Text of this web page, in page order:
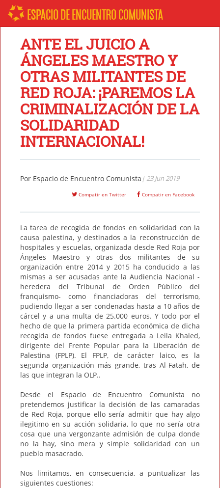
ESPACIO DE ENCUENTRO COMUNISTA
ANTE EL JUICIO A
ÁNGELES MAESTRO Y
OTRAS MILITANTES DE
RED ROJA: ¡PAREMOS LA
CRIMINALIZACIÓN DE LA
SOLIDARIDAD
INTERNACIONAL!
Por Espacio de Encuentro Comunista | 23 Jun 2019
Compatir en Facebook
Compatir en Twitter
La tarea de recogida de fondos en solidaridad con la
causa palestina, y destinados a la reconstrucción de
hospitales y escuelas, organizada desde Red Roja por
Ángeles Maestro y otras dos militantes de su
organización entre 2014 y 2015 ha conducido a las
mismas a ser acusadas ante la Audiencia Nacional -
heredera del Tribunal de Orden Público del
franquismo- como financiadoras del terrorismo,
pudiendo llegar a ser condenadas hasta a 10 años de
cárcel y a una multa de 25.000 euros. Y todo por el
hecho de que la primera partida económica de dicha
recogida de fondos fuese entregada a Leila Khaled,
dirigente del Frente Popular para la Liberación de
Palestina (FPLP). El FPLP, de carácter laico, es la
segunda organización más grande, tras Al-Fatah, de
las que integran la OLP..
Desde el Espacio de Encuentro Comunista no
pretendemos justificar la decisión de las camaradas
de Red Roja, porque ello sería admitir que hay algo
ilegitimo en su acción solidaria, lo que no sería otra
cosa que una vergonzante admisión de culpa donde
no la hay, sino mera y simple solidaridad con un
pueblo masacrado.
Nos limitamos, en consecuencia, a puntualizar las
siguientes cuestiones: